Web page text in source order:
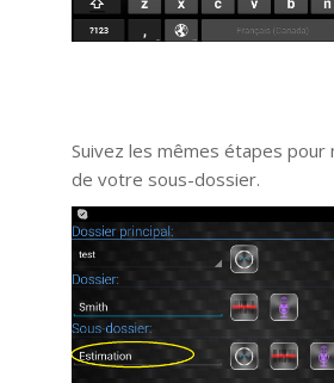
Suivez les mêmes étapes pour
de votre sous-dossier.